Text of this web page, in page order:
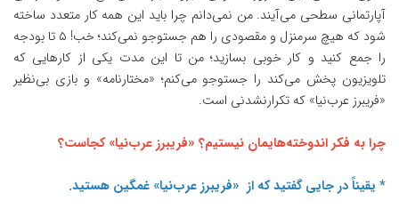
آپارتمانی سطحی می‌آیند. من نمی‌دانم چرا باید این همه کار متعدد ساخته
شود که هیچ سرمنزل و مقصودی را هم جستوجو نمی‌کند؛ خب! ۵ تا بودجه
را جمع کنید و کار خوبی بسازید؛ من تا این مدت یکی از کارهایی که
تلویزیون پخش می‌کند را جستوجو می‌کنم؛ «مختارنامه» و بازی بی‌نظیر
«فریبرز عرب‌نیا» که تکرارنشدنی است.
چرا به فکر اندوخته‌هایمان نیستیم؟ «فریبرز عرب‌نیا» کجاست؟
* یقیناً در جایی گفتید که از «فریبرز عرب‌نیا» غمگین هستید.